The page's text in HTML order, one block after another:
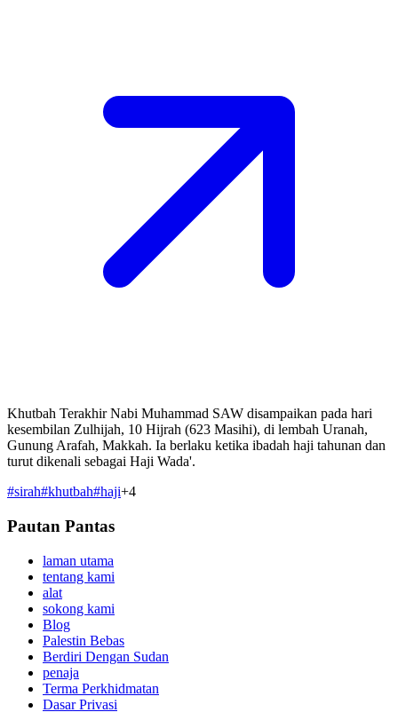
Khutbah Terakhir Nabi Muhammad SAW disampaikan pada hari
kesembilan Zulhijah, 10 Hijrah (623 Masihi), di lembah Uranah,
Gunung Arafah, Makkah. Ia berlaku ketika ibadah haji tahunan dan
turut dikenali sebagai Haji Wada'.
#sirah#khutbah#haji+4
Pautan Pantas
laman utama
tentang kami
alat
sokong kami
Blog
Palestin Bebas
Berdiri Dengan Sudan
penaja
Terma Perkhidmatan
Dasar Privasi